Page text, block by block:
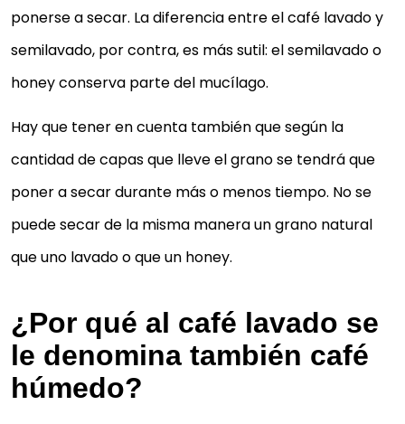
ponerse a secar. La diferencia entre el café lavado y
semilavado, por contra, es más sutil: el semilavado o
honey conserva parte del mucílago.
Hay que tener en cuenta también que según la
cantidad de capas que lleve el grano se tendrá que
poner a secar durante más o menos tiempo. No se
puede secar de la misma manera un grano natural
que uno lavado o que un honey.
¿Por qué al café lavado se
le denomina también café
húmedo?